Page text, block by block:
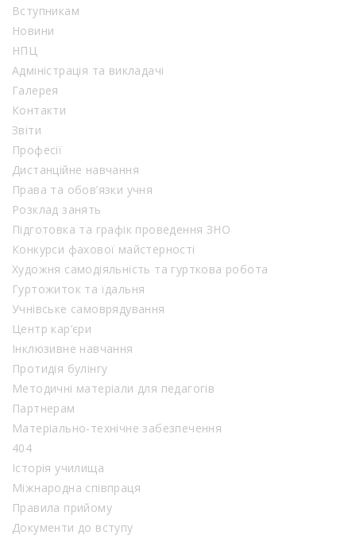
Вступникам
Новини
НПЦ
Адміністрація та викладачі
Галерея
Контакти
Звіти
Професії
Дистанційне навчання
Права та обов’язки учня
Розклад занять
Підготовка та графік проведення ЗНО
Конкурси фахової майстерності
Художня самодіяльність та гурткова робота
Гуртожиток та їдальня
Учнівське самоврядування
Центр кар’єри
Інклюзивне навчання
Протидія булінгу
Методичні матеріали для педагогів
Партнерам
Матеріально-технічне забезпечення
404
Історія училища
Міжнародна співпраця
Правила прийому
Документи до вступу